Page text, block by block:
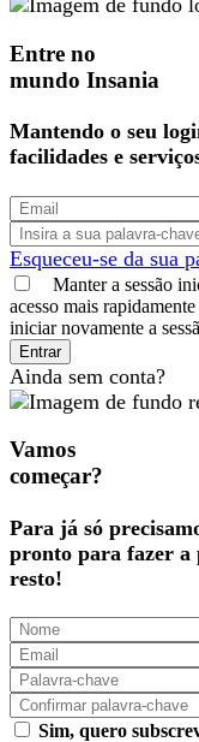
Entre no
mundo Insania
Mantendo o seu
facilidades e
Esqueceu-se da sua
Manter a sessão
acesso mais
iniciar novamente a
Entrar
Ainda sem conta?
Vamos
começar?
Para já só
pronto para fazer a
resto!
Sim, quero